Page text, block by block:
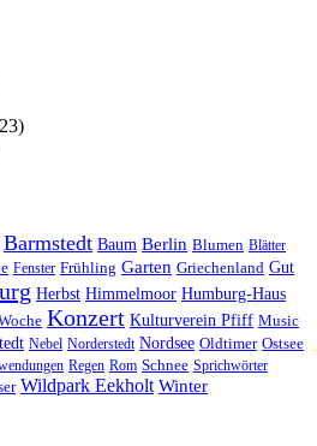
Barmstedt Baum Berlin Blumen Blätter
Fenster Frühling Garten Griechenland Gut
Herbst Himmelmoor Humburg-Haus
Konzert Kulturverein Pfiff Music
Nebel Norderstedt Nordsee Oldtimer Ostsee
Regen Rom Schnee Sprichwörter
Wildpark Eekholt Winter